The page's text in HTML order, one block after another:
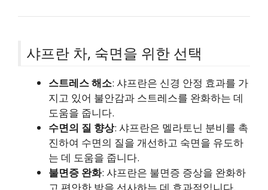
샤프란 차, 숙면을 위한 선택
스트레스 해소: 샤프란은 신경 안정 효과를 가
지고 있어 불안감과 스트레스를 완화하는 데
도움을 줍니다.
수면의 질 향상: 샤프란은 멜라토닌 분비를 촉
진하여 수면의 질을 개선하고 숙면을 유도하
는 데 도움을 줍니다.
불면증 완화: 샤프란은 불면증 증상을 완화하